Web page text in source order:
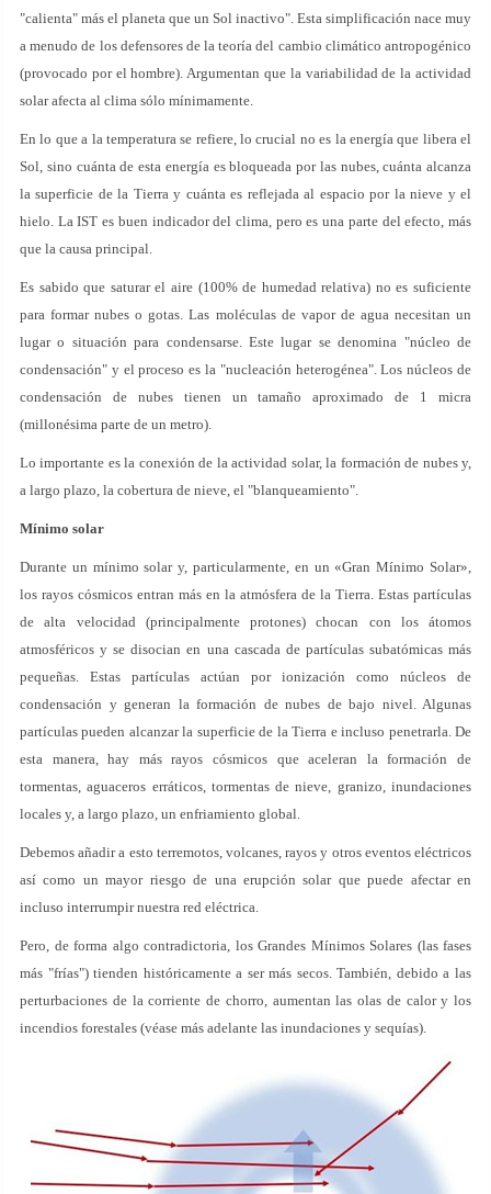
"calienta" más el planeta que un Sol inactivo". Esta simplificación nace muy
a menudo de los defensores de la teoría del cambio climático antropogénico
(provocado por el hombre). Argumentan que la variabilidad de la actividad
solar afecta al clima sólo mínimamente.
En lo que a la temperatura se refiere, lo crucial no es la energía que libera el
Sol, sino cuánta de esta energía es bloqueada por las nubes, cuánta alcanza
la superficie de la Tierra y cuánta es reflejada al espacio por la nieve y el
hielo. La IST es buen indicador del clima, pero es una parte del efecto, más
que la causa principal.
Es sabido que saturar el aire (100% de humedad relativa) no es suficiente
para formar nubes o gotas. Las moléculas de vapor de agua necesitan un
lugar o situación para condensarse. Este lugar se denomina "núcleo de
condensación" y el proceso es la "nucleación heterogénea". Los núcleos de
condensación de nubes tienen un tamaño aproximado de 1 micra
(millonésima parte de un metro).
Lo importante es la conexión de la actividad solar, la formación de nubes y,
a largo plazo, la cobertura de nieve, el "blanqueamiento".
Mínimo solar
Durante un mínimo solar y, particularmente, en un «Gran Mínimo Solar»,
los rayos cósmicos entran más en la atmósfera de la Tierra. Estas partículas
de alta velocidad (principalmente protones) chocan con los átomos
atmosféricos y se disocian en una cascada de partículas subatómicas más
pequeñas. Estas partículas actúan por ionización como núcleos de
condensación y generan la formación de nubes de bajo nivel. Algunas
partículas pueden alcanzar la superficie de la Tierra e incluso penetrarla. De
esta manera, hay más rayos cósmicos que aceleran la formación de
tormentas, aguaceros erráticos, tormentas de nieve, granizo, inundaciones
locales y, a largo plazo, un enfriamiento global.
Debemos añadir a esto terremotos, volcanes, rayos y otros eventos eléctricos
así como un mayor riesgo de una erupción solar que puede afectar en
incluso interrumpir nuestra red eléctrica.
Pero, de forma algo contradictoria, los Grandes Mínimos Solares (las fases
más "frías") tienden históricamente a ser más secos. También, debido a las
perturbaciones de la corriente de chorro, aumentan las olas de calor y los
incendios forestales (véase más adelante las inundaciones y sequías).